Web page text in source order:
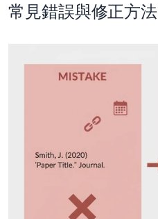
常見錯誤與修正方法